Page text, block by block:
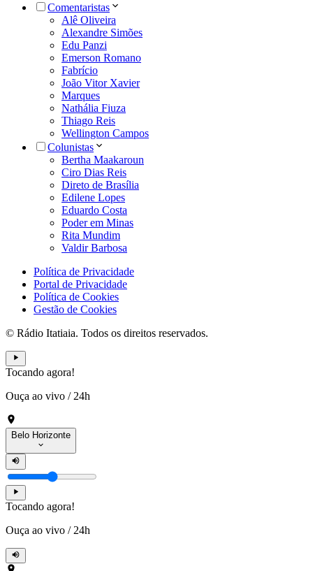
Comentaristas
Alê Oliveira
Alexandre Simões
Edu Panzi
Emerson Romano
Fabrício
João Vitor Xavier
Marques
Nathália Fiuza
Thiago Reis
Wellington Campos
Colunistas
Bertha Maakaroun
Ciro Dias Reis
Direto de Brasília
Edilene Lopes
Eduardo Costa
Poder em Minas
Rita Mundim
Valdir Barbosa
Política de Privacidade
Portal de Privacidade
Política de Cookies
Gestão de Cookies
© Rádio Itatiaia. Todos os direitos reservados.
Tocando agora!
Ouça ao vivo / 24h
Belo Horizonte
Tocando agora!
Ouça ao vivo / 24h